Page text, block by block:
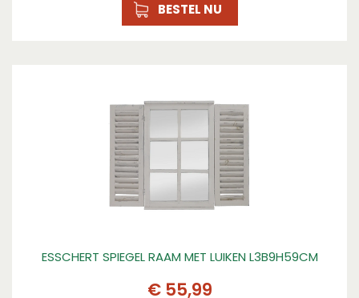
BESTEL NU
ESSCHERT SPIEGEL RAAM MET LUIKEN L3B9H59CM
€ 55,99